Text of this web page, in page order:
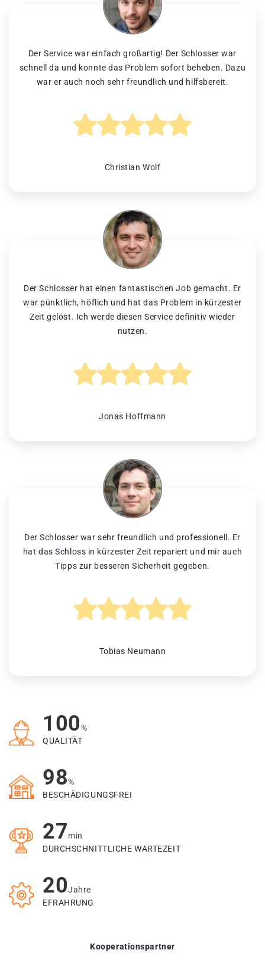
Der Service war einfach großartig! Der Schlosser war
schnell da und konnte das Problem sofort beheben. Dazu
war er auch noch sehr freundlich und hilfsbereit.
Christian Wolf
Der Schlosser hat einen fantastischen Job gemacht. Er
war pünktlich, höflich und hat das Problem in kürzester
Zeit gelöst. Ich werde diesen Service definitiv wieder
nutzen.
Jonas Hoffmann
Der Schlosser war sehr freundlich und professionell. Er
hat das Schloss in kürzester Zeit repariert und mir auch
Tipps zur besseren Sicherheit gegeben.
Tobias Neumann
100%
QUALITÄT
98%
BESCHÄDIGUNGSFREI
27min
DURCHSCHNITTLICHE WARTEZEIT
20Jahre
EFRAHRUNG
Kooperationspartner